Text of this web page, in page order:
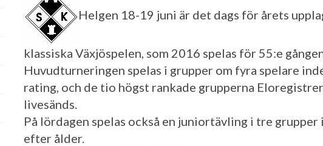
Helgen 18-19 juni är det dags för årets
klassiska Växjöspelen, som 2016 spelas för 55:e
Huvudturneringen spelas i grupper om fyra spelare
rating, och de tio högst rankade grupperna
livesänds.
På lördagen spelas också en juniortävling i tre grupper
efter ålder.